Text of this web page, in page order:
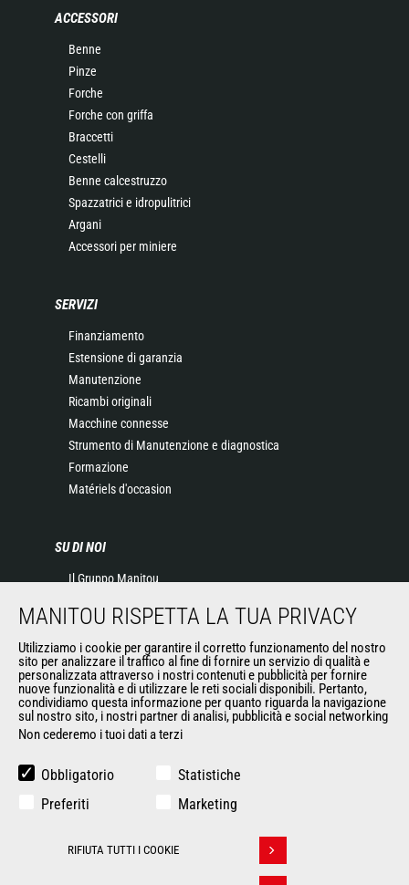
ACCESSORI
Benne
Pinze
Forche
Forche con griffa
Braccetti
Cestelli
Benne calcestruzzo
Spazzatrici e idropulitrici
Argani
Accessori per miniere
SERVIZI
Finanziamento
Estensione di garanzia
Manutenzione
Ricambi originali
Macchine connesse
Strumento di Manutenzione e diagnostica
Formazione
Matériels d'occasion
SU DI NOI
Il Gruppo Manitou
Informazioni legali
Eventi
News
Storia
General Terms and Conditions of Sale
ALTRI SITI DEL GRUPPO
Gruppo Manitou
L'usato di Manitou
MANITOU RISPETTA LA TUA PRIVACY
Utilizziamo i cookie per garantire il corretto funzionamento del nostro
sito per analizzare il traffico al fine di fornire un servizio di qualità e
personalizzata attraverso i nostri contenuti e pubblicità per fornire
nuove funzionalità e di utilizzare le reti sociali disponibili. Pertanto,
condividiamo questa informazione per quanto riguarda la navigazione
sul nostro sito, i nostri partner di analisi, pubblicità e social networking
Non cederemo i tuoi dati a terzi
Obbligatorio
Statistiche
Preferiti
Marketing
RIFIUTA TUTTI I COOKIE